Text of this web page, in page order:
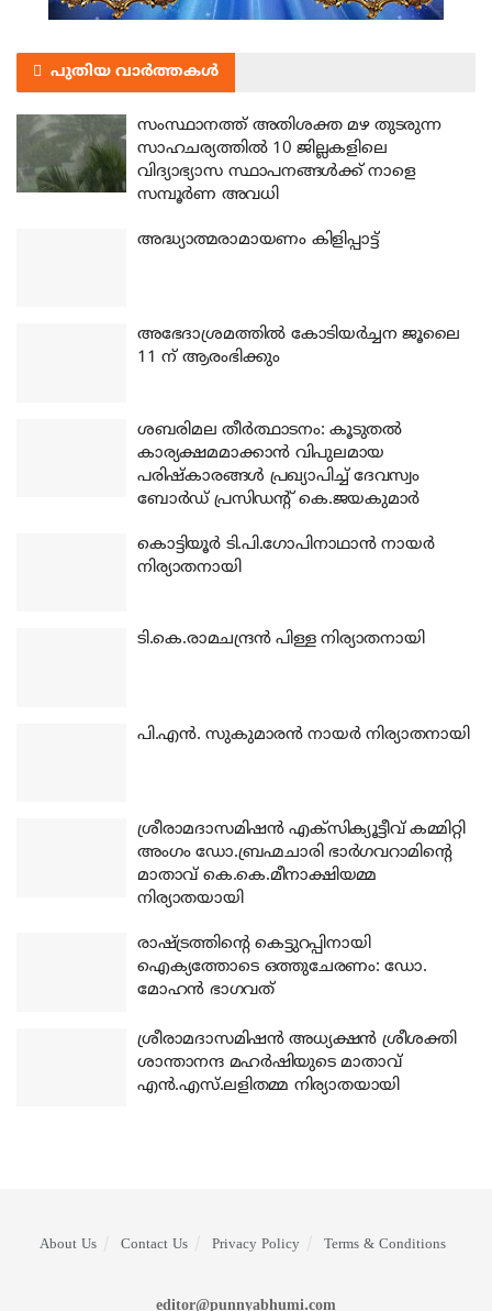
പുതിയ വാർത്തകൾ
സംസ്ഥാനത്ത് അതിശക്ത മഴ തുടരുന്ന
സാഹചര്യത്തിൽ 10 ജില്ലകളിലെ
വിദ്യാഭ്യാസ സ്ഥാപനങ്ങൾക്ക് നാളെ
സമ്പൂർണ അവധി
അദ്ധ്യാത്മരാമായണം കിളിപ്പാട്ട്
അഭേദാശ്രമത്തില്‍ കോടിയര്‍ച്ചന ജൂലൈ
11 ന് ആരംഭിക്കും
ശബരിമല തീര്‍ത്ഥാടനം: കൂടുതല്‍
കാര്യക്ഷമമാക്കാന്‍ വിപുലമായ
പരിഷ്‌കാരങ്ങള്‍ പ്രഖ്യാപിച്ച് ദേവസ്വം
ബോര്‍ഡ് പ്രസിഡന്റ് കെ.ജയകുമാര്‍
കൊട്ടിയൂര്‍ ടി.പി.ഗോപിനാഥാന്‍ നായര്‍
നിര്യാതനായി
ടി.കെ.രാമചന്ദ്രന്‍ പിള്ള നിര്യാതനായി
പി.എന്‍. സുകുമാരന്‍ നായര്‍ നിര്യാതനായി
ശ്രീരാമദാസമിഷന്‍ എക്‌സിക്യൂട്ടീവ് കമ്മിറ്റി
അംഗം ഡോ.ബ്രഹ്മചാരി ഭാര്‍ഗവറാമിന്റെ
മാതാവ് കെ.കെ.മീനാക്ഷിയമ്മ
നിര്യാതയായി
രാഷ്ട്രത്തിന്റെ കെട്ടുറപ്പിനായി
ഐക്യത്തോടെ ഒത്തുചേരണം: ഡോ.
മോഹന്‍ ഭാഗവത്
ശ്രീരാമദാസമിഷന്‍ അധ്യക്ഷന്‍ ശ്രീശക്തി
ശാന്താനന്ദ മഹര്‍ഷിയുടെ മാതാവ്
എന്‍.എസ്.ലളിതമ്മ നിര്യാതയായി
About Us Contact Us Privacy Policy Terms & Conditions
editor@punnyabhumi.com